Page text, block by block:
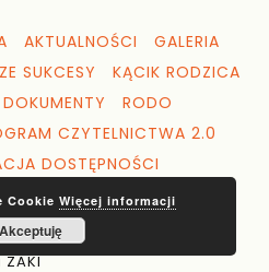
AKTUALNOŚCI
GALERIA
SUKCESY
KĄCIK RODZICA
DOKUMENTY
RODO
CZYTELNICTWA 2.0
DOSTĘPNOŚCI
Cookie Więcej informacji
Akceptuję